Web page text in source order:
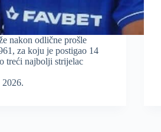
nakon odlične prošle
za koju je postigao 14
treći najbolji strijelac
2026.